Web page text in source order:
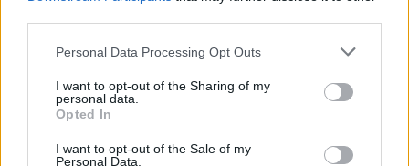
Personal Data Processing Opt Outs
I want to opt-out of the Sharing of my
personal data.
Opted In
I want to opt-out of the Sale of my
Personal Data.